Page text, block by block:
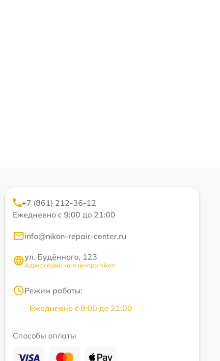
+7 (861) 212-36-12
Ежедневно с 9:00 до 21:00
info@nikon-repair-center.ru
ул. Будённого, 123
Адрес сервисного центра Nikon
Режим работы:
Ежедневно с 9:00 до 21:00
Способы оплаты